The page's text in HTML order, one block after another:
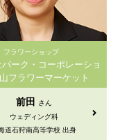
フラワーショップ
ーク・コーポレーショ
フラワーマーケット
前田 さん
ウェディング科
道石狩南高等学校 出身